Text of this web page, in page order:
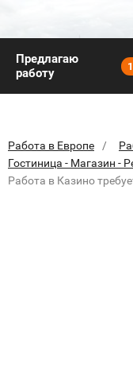
Предлагаю
работу
Работа в Европе
Гостиница - Магазин -
Работа в Казино